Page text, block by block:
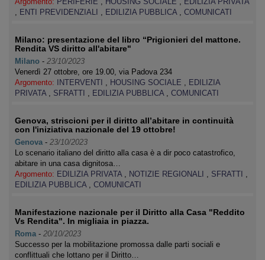
, ENTI PREVIDENZIALI , EDILIZIA PUBBLICA , COMUNICATI
Milano: presentazione del libro “Prigionieri del mattone.
Rendita VS diritto all'abitare"
Milano - 23/10/2023
Venerdì 27 ottobre, ore 19.00, via Padova 234
Argomento:
INTERVENTI , HOUSING SOCIALE , EDILIZIA
PRIVATA , SFRATTI , EDILIZIA PUBBLICA , COMUNICATI
Genova, striscioni per il diritto all’abitare in continuità
con l'iniziativa nazionale del 19 ottobre!
Genova - 23/10/2023
Lo scenario italiano del diritto alla casa è a dir poco catastrofico,
abitare in una casa dignitosa…
Argomento: EDILIZIA PRIVATA , NOTIZIE REGIONALI , SFRATTI ,
EDILIZIA PUBBLICA , COMUNICATI
Manifestazione nazionale per il Diritto alla Casa "Reddito
Vs Rendita". In migliaia in piazza.
Roma - 20/10/2023
Successo per la mobilitazione promossa dalle parti sociali e
conflittuali che lottano per il Diritto…